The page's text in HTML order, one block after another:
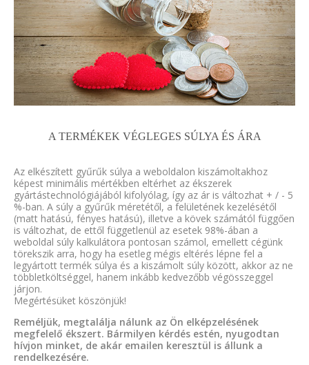
A TERMÉKEK VÉGLEGES SÚLYA ÉS ÁRA
Az elkészített gyűrűk súlya a weboldalon kiszámoltakhoz
képest minimális mértékben eltérhet az ékszerek
gyártástechnológiájából kifolyólag, így az ár is változhat + / - 5
%-ban. A súly a gyűrűk méretétől, a felületének kezelésétől
(matt hatású, fényes hatású), illetve a kövek számától függően
is változhat, de ettől függetlenül az esetek 98%-ában a
weboldal súly kalkulátora pontosan számol, emellett cégünk
törekszik arra, hogy ha esetleg mégis eltérés lépne fel a
legyártott termék súlya és a kiszámolt súly között, akkor az ne
többletköltséggel, hanem inkább kedvezőbb végösszeggel
járjon.
Megértésüket köszönjük!
Reméljük, megtalálja nálunk az Ön elképzelésének
megfelelő ékszert. Bármilyen kérdés estén, nyugodtan
hívjon minket, de akár emailen keresztül is állunk a
rendelkezésére.